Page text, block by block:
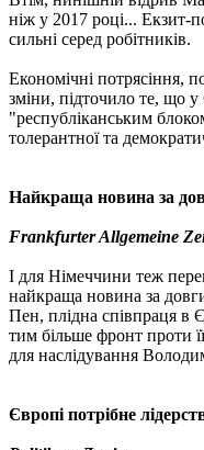
ніж у 2017 році... Екзит-
сильні серед робітників.
Економічні потрясіння,
зміни, підточило те, що у
"республіканським
толерантної та
Найкраща новина за
Frankfurter Allgemeine
І для Німеччини теж
найкраща новина за
Пен, плідна співпраця в
тим більше фронт проти
для наслідування
Європі потрібне